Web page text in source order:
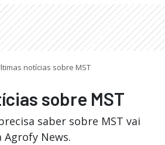
notícias sobre MST
sobre MST
saber sobre MST vai
News.